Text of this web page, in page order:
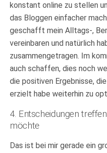
konstant online zu stellen
das Bloggen einfacher
geschafft mein Alltags-,
vereinbaren und natürlich
zusammengetragen. Im
auch schaffen, dies noch
die positiven Ergebnisse,
erzielt habe weiterhin zu
4. Entscheidungen
möchte
Das ist bei mir gerade ein